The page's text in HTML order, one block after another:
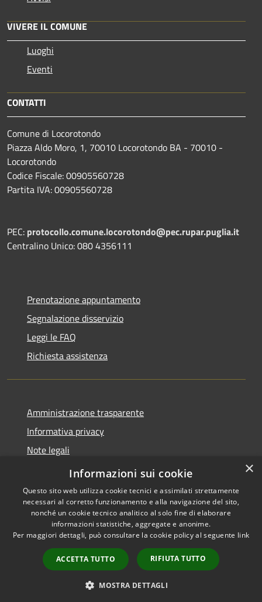
VIVERE IL COMUNE
Luoghi
Eventi
CONTATTI
Comune di Locorotondo
Piazza Aldo Moro, 1, 70010 Locorotondo BA - 70010 -
Locorotondo
Codice Fiscale: 00905560728
Partita IVA: 00905560728
PEC: protocollo.comune.locorotondo@pec.rupar.puglia.it
Centralino Unico: 080 4356111
Prenotazione appuntamento
Segnalazione disservizio
Leggi le FAQ
Richiesta assistenza
Amministrazione trasparente
Informativa privacy
Note legali
Dichiarazione di accessibilità
Accessibilità
Copyright © 2026 • Comune di
Locorotondo • Powered by
Municipium•
Accesso
redazione
×
Informazioni sui cookie
Questo sito web utilizza cookie tecnici e assimilati strettamente
necessari al corretto funzionamento e alla navigazione del sito,
nonché un cookie tecnico analitico al solo fine di elaborare
informazioni statistiche, aggregate e anonime.
Per maggiori dettagli, può consultare la cookie policy al seguente link
ACCETTA TUTTO RIFIUTA TUTTO
MOSTRA DETTAGLI